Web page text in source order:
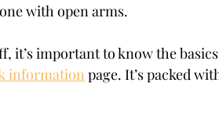
with open arms.
it’s important to know the
information page. It’s packed